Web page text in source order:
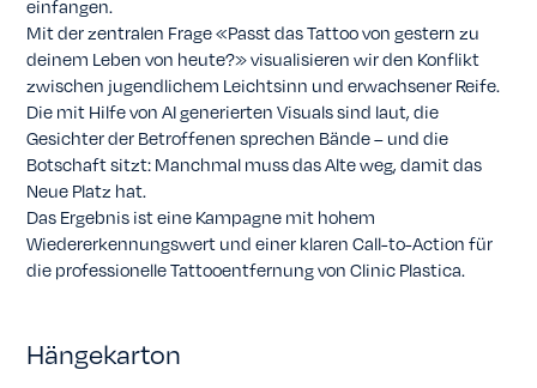
einfangen.
Mit der zentralen Frage «Passt das Tattoo von gestern zu
deinem Leben von heute?» visualisieren wir den Konflikt
zwischen jugendlichem Leichtsinn und erwachsener Reife.
Die mit Hilfe von AI generierten Visuals sind laut, die
Gesichter der Betroffenen sprechen Bände – und die
Botschaft sitzt: Manchmal muss das Alte weg, damit das
Neue Platz hat.
Das Ergebnis ist eine Kampagne mit hohem
Wiedererkennungswert und einer klaren Call-to-Action für
die professionelle Tattooentfernung von Clinic Plastica.
Hängekarton